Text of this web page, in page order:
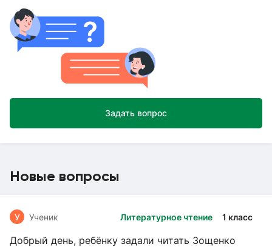
Задать вопрос
Новые вопросы
Литературное чтение 1 класс
У Ученик
Добрый день, ребёнку задали читать Зощенко